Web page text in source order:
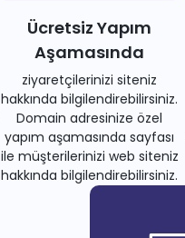
Ücretsiz Yapım
Aşamasında
ziyaretçilerinizi siteniz
hakkında bilgilendirebilirsiniz.
Domain adresinize özel
yapım aşamasında sayfası
ile müşterilerinizi web siteniz
hakkında bilgilendirebilirsiniz.